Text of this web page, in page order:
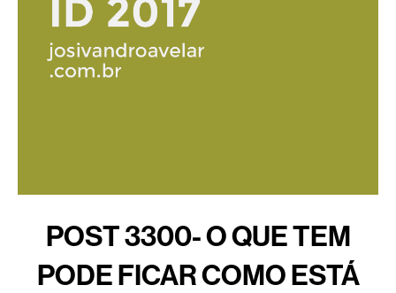
POST 3300- O QUE TEM
PODE FICAR COMO ESTÁ